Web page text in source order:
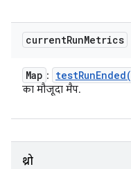
currentRunMetrics
Map : testRunEnded(
का मौजूदा मैप.
थ्रो